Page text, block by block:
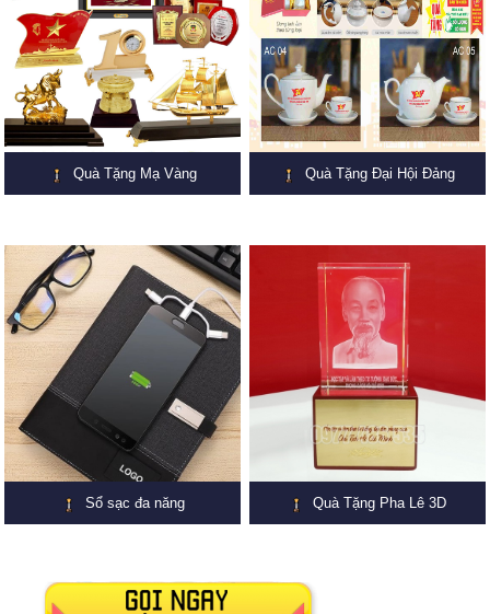
Quà Tặng Mạ Vàng Quà Tặng Đại Hội Đảng
Sổ sạc đa năng Quà Tặng Pha Lê 3D